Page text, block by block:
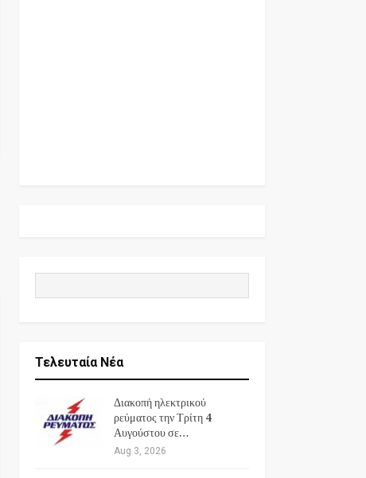
Τελευταία Νέα
Διακοπή ηλεκτρικού
ρεύματος την Τρίτη 4
Αυγούστου σε…
Aug 3, 2026